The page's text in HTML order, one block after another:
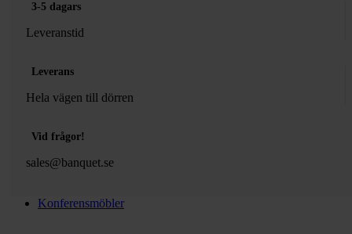
3-5 dagars
Leveranstid
Leverans
Hela vägen till dörren
Vid frågor!
sales@banquet.se
Konferensmöbler